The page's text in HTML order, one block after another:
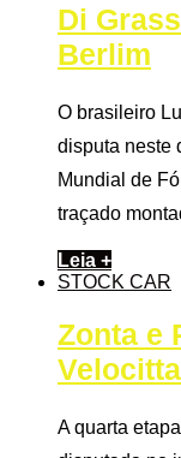
Di
Berlim
O brasileiro
disputa neste
Mundial de
traçado
Leia +
STOCK CAR
Zonta e
Velocitta
A quarta